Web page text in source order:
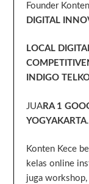
Founder
DIGITAL
LOCAL
INDIGO
JUA RA 1
YOGYAKARTA.
Konten Kece
kelas online
juga